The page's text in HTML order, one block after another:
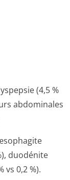
(4,5 %
abdominales
duodénite
vs 0,2 %).